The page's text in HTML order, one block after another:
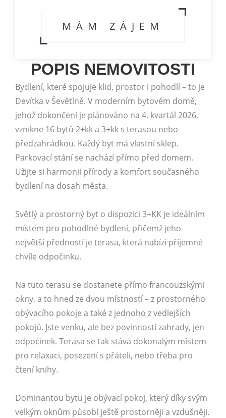
MÁM ZÁJEM
POPIS NEMOVITOSTI
Bydlení, které spojuje klid, prostor i pohodlí – to je
Devítka v Ševětíně. V moderním bytovém domě,
jehož dokončení je plánováno na 4. kvartál 2026,
vznikne 16 bytů 2+kk a 3+kk s terasou nebo
předzahrádkou. Každý byt má vlastní sklep.
Parkovací stání se nachází přímo před domem.
Užijte si harmonii přírody a komfort současného
bydlení na dosah města.
Světlý a prostorný byt o dispozici 3+KK je ideálním
místem pro pohodlné bydlení, přičemž jeho
největší předností je terasa, která nabízí příjemné
chvíle odpočinku.
Na tuto terasu se dostanete přímo francouzskými
okny, a to hned ze dvou místností – z prostorného
obývacího pokoje a také z jednoho z vedlejších
pokojů. Jste venku, ale bez povinností zahrady, jen
odpočinek. Terasa se tak stává dokonalým místem
pro relaxaci, posezení s přáteli, nebo třeba pro
čtení knihy.
Dominantou bytu je obývací pokoj, který díky svým
velkým oknům působí ještě prostorněji a vzdušněji.